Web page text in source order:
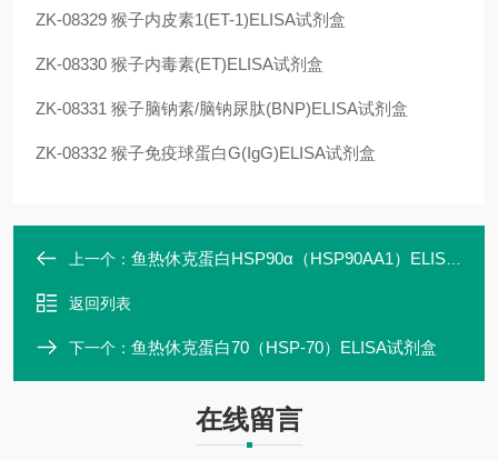
ZK-08329 猴子内皮素1(ET-1)ELISA试剂盒
ZK-08330 猴子内毒素(ET)ELISA试剂盒
ZK-08331 猴子脑钠素/脑钠尿肽(BNP)ELISA试剂盒
ZK-08332 猴子免疫球蛋白G(IgG)ELISA试剂盒
上一个： 鱼热休克蛋白HSP90α（HSP90AA1）ELISA试剂盒
返回列表
下一个： 鱼热休克蛋白70（HSP-70）ELISA试剂盒
在线留言